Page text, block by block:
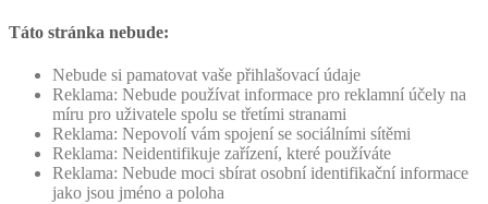
Táto stránka nebude:
Nebude si pamatovat vaše přihlašovací údaje
Reklama: Nebude používat informace pro reklamní účely na
míru pro uživatele spolu se třetími stranami
Reklama: Nepovolí vám spojení se sociálními sítěmi
Reklama: Neidentifikuje zařízení, které používáte
Reklama: Nebude moci sbírat osobní identifikační informace
jako jsou jméno a poloha